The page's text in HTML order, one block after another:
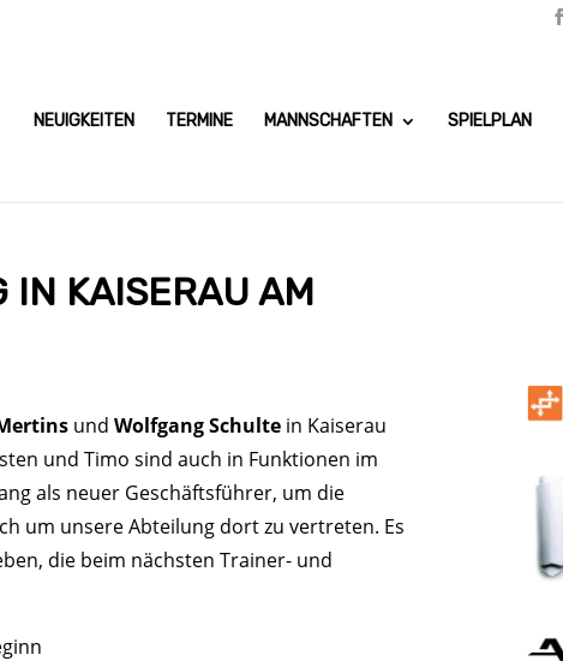
NEUIGKEITEN TERMINE MANNSCHAFTEN SPIELPLAN
IN KAISERAU AM
undWolfgang Schulte in Kaiserau
und Timo sind auch in Funktionen im
als neuer Geschäftsführer, um die
um unsere Abteilung dort zu vertreten. Es
die beim nächsten Trainer- und